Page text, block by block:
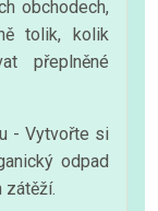
obchodech,
tolik, kolik
přeplněné
- Vytvořte si
odpad
zátěží.